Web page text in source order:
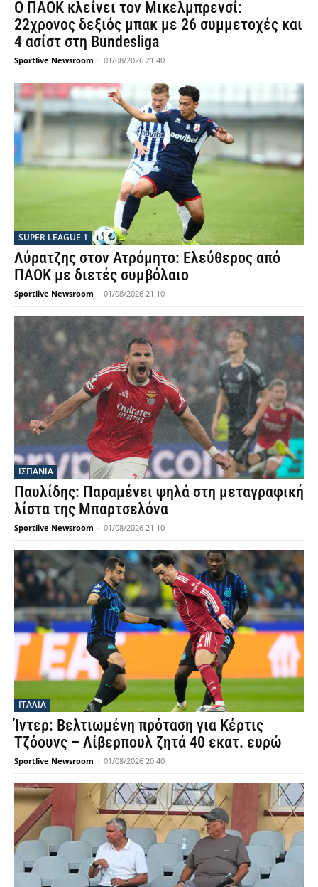
Ο ΠΑΟΚ κλείνει τον Μικελμπρενσί:
22χρονος δεξιός μπακ με 26 συμμετοχές και
4 ασίστ στη Bundesliga
Sportlive Newsroom - 01/08/2026 21:40
SUPER LEAGUE 1
Λύρατζης στον Ατρόμητο: Ελεύθερος από
ΠΑΟΚ με διετές συμβόλαιο
Sportlive Newsroom - 01/08/2026 21:10
ΙΣΠΑΝΙΑ
Παυλίδης: Παραμένει ψηλά στη μεταγραφική
λίστα της Μπαρτσελόνα
Sportlive Newsroom - 01/08/2026 21:10
ΙΤΑΛΙΑ
Ίντερ: Βελτιωμένη πρόταση για Κέρτις
Τζόουνς – Λίβερπουλ ζητά 40 εκατ. ευρώ
Sportlive Newsroom - 01/08/2026 20:40